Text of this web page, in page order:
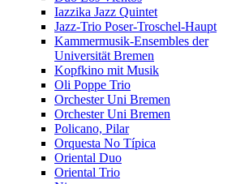
Iazzika Jazz Quintet
Jazz-Trio Poser-Troschel-Haupt
Kammermusik-Ensembles der
Universität Bremen
Kopfkino mit Musik
Oli Poppe Trio
Orchester Uni Bremen
Orchester Uni Bremen
Policano, Pilar
Orquesta No Típica
Oriental Duo
Oriental Trio